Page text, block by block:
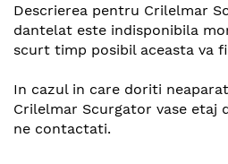
Descrierea pentru Crilelmar
dantelat este indisponibila
scurt timp posibil aceasta va
In cazul in care doriti
Crilelmar Scurgator vase etaj
ne contactati.